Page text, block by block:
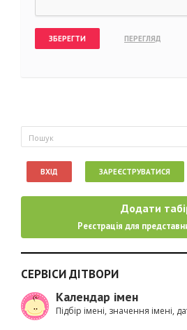
Пошукова
Пошук
ВХІД ЗАРЕЄСТРУВАТИСЯ
Додати
Реєстрація для
СЕРВІСИ ДІТВОРИ
Календар імен
Підбір імені, значення імені,